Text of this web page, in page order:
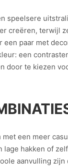
speelsere
creëren, terwijl
paar met
een
door te kiezen
een meer
hakken of
aanvulling